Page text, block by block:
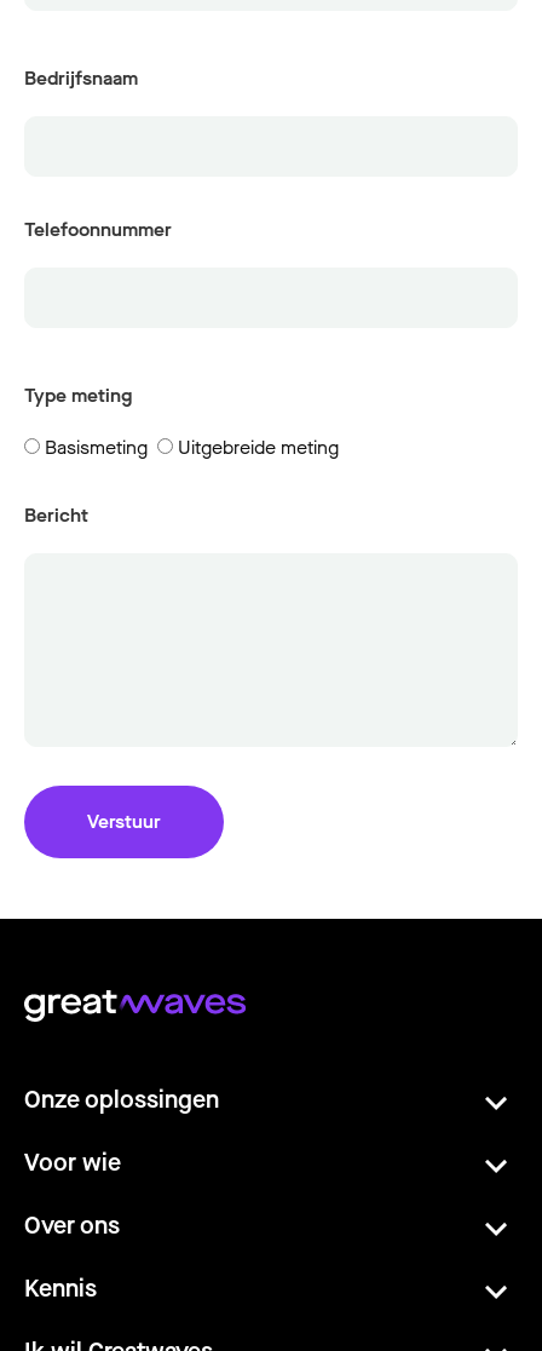
Bedrijfsnaam
Telefoonnummer
Type meting
Basismeting Uitgebreide meting
Bericht
Verstuur
Onze oplossingen
Voor wie
Over ons
Kennis